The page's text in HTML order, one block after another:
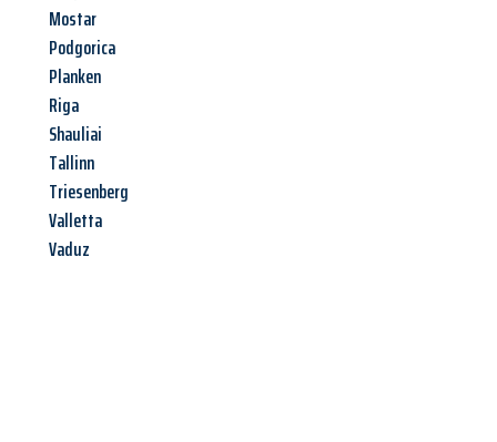
Mostar
Podgorica
Planken
Riga
Shauliai
Tallinn
Triesenberg
Valletta
Vaduz